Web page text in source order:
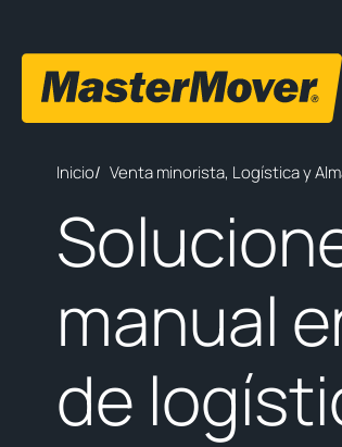
Inicio/ Venta minorista, Logística y
manual
de